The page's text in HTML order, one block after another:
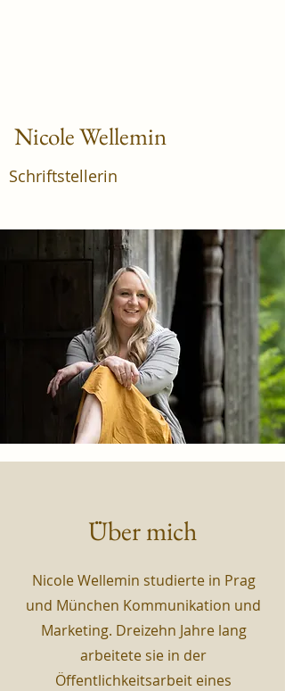
Nicole Wellemin
Schriftstellerin
Über mich
Nicole Wellemin studierte in Prag
und München Kommunikation und
Marketing. Dreizehn Jahre lang
arbeitete sie in der
Öffentlichkeitsarbeit eines